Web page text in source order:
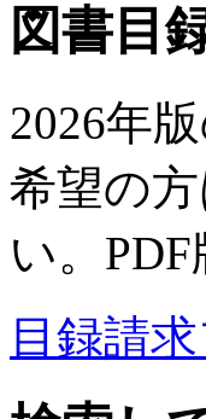
図書目
2026年
希望の
い。PDF
目録請